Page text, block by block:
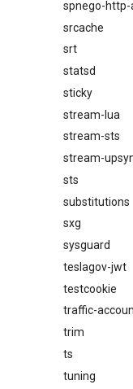
spnego-http-
srcache
srt
statsd
sticky
stream-lua
stream-sts
stream-
sts
substitutions
sxg
sysguard
teslagov-jwt
testcookie
traffic-
trim
ts
tuning